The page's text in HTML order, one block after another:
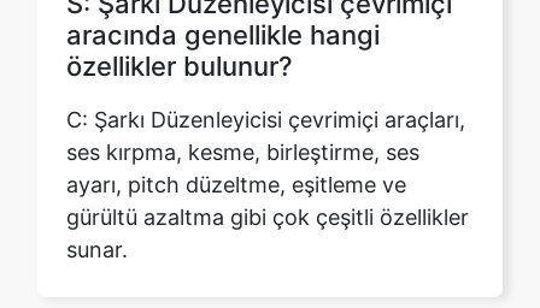
C: Şarkı Düzenleyicisi çevrimiçi araçları,
ses kırpma, kesme, birleştirme, ses
ayarı, pitch düzeltme, eşitleme ve
gürültü azaltma gibi çok çeşitli özellikler
sunar.
S: Birden fazla ses dosyasını